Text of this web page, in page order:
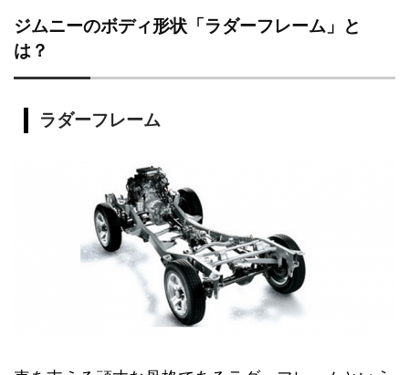
ジムニーのボディ形状「ラダーフレーム」と
は？
ラダーフレーム